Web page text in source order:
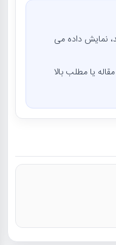
نمایش داده می
یا مطلب بالا